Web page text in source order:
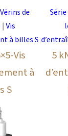
de
| Vis
à billes S
Vis
à
S
Série
5